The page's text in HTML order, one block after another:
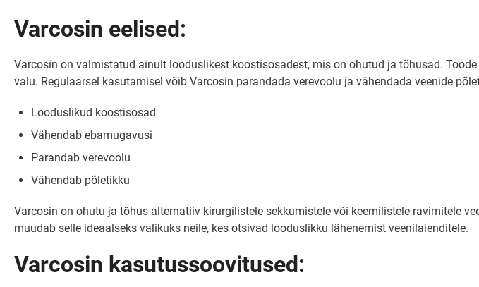
Varcosin eelised:
Varcosin on valmistatud ainult looduslikest koostisosadest, mis on ohutud ja tõhusad.
valu. Regulaarsel kasutamisel võib Varcosin parandada verevoolu ja vähendada veenide
Looduslikud koostisosad
Vähendab ebamugavusi
Parandab verevoolu
Vähendab põletikku
Varcosin on ohutu ja tõhus alternatiiv kirurgilistele sekkumistele või keemilistele ravimitele
muudab selle ideaalseks valikuks neile, kes otsivad looduslikku lähenemist veenilaienditele.
Varcosin kasutussoovitused: